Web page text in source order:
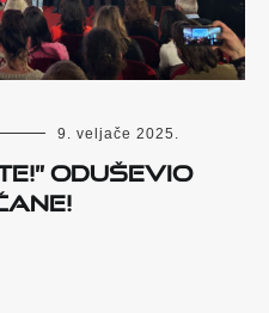
9. veljače 2025.
oduševio